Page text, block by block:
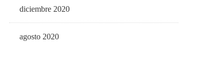
diciembre 2020
agosto 2020